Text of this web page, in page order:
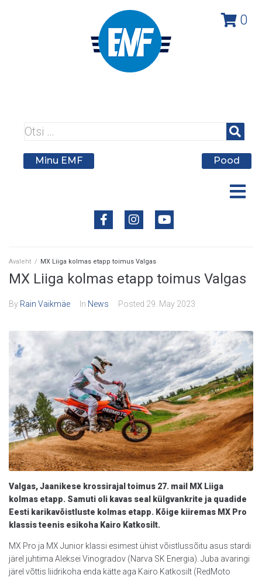
0
Minu EMF Pood
Avaleht / MX Liiga kolmas etapp toimus Valgas
MX Liiga kolmas etapp toimus Valgas
By Rain Vaikmäe In News Posted 29. May 2023
Valgas, Jaanikese krossirajal toimus 27. mail MX Liiga
kolmas etapp. Samuti oli kavas seal külgvankrite ja quadide
Eesti karikavõistluste kolmas etapp. Kõige kiiremas MX Pro
klassis teenis esikoha Kairo Katkosilt.
MX Pro ja MX Junior klassi esimest ühist võistlussõitu asus stardi
järel juhtima Aleksei Vinogradov (Narva SK Energia). Juba avaringi
järel võttis liidrikoha enda kätte aga Kairo Katkosilt (RedMoto